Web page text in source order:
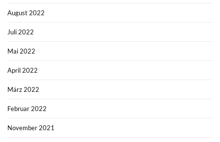
August 2022
Juli 2022
Mai 2022
April 2022
März 2022
Februar 2022
November 2021